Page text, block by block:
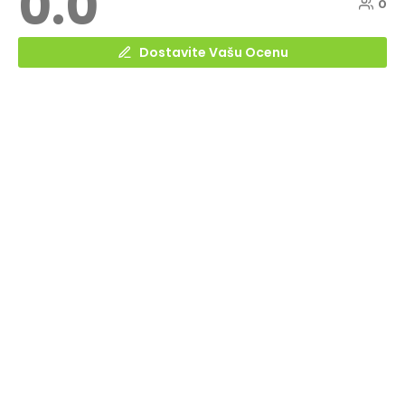
0
Dostavite Vašu Ocenu